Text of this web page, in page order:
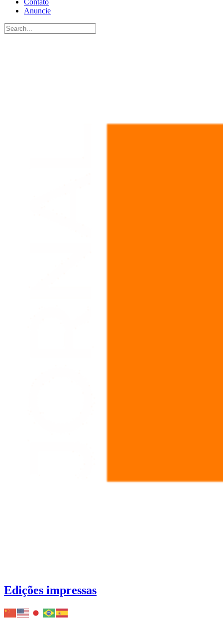
Contato
Anuncie
Edições impressas